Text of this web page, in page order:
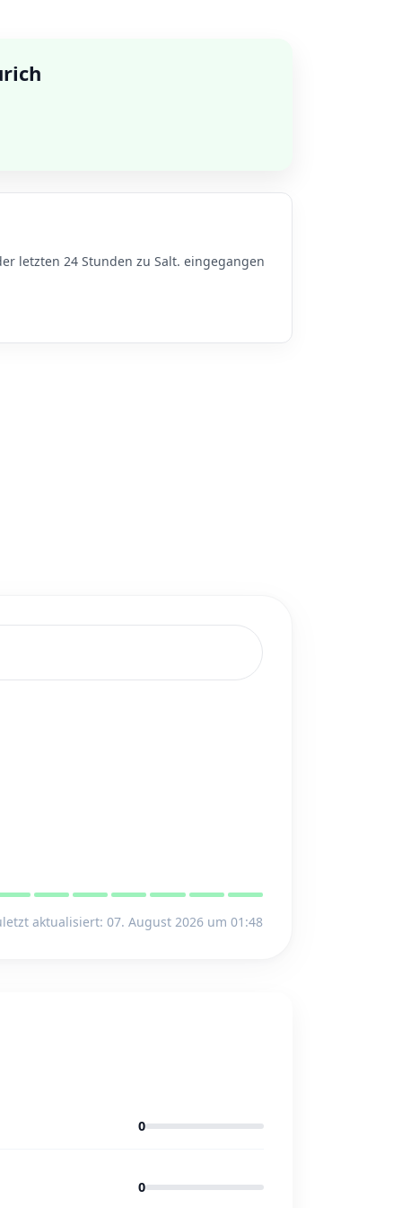
letzten 24 Stunden zu Salt. eingegangen
aktualisiert: 07. August 2026 um 01:48
0
0